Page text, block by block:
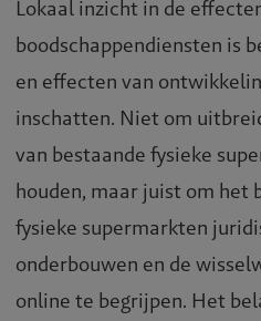
Lokaal inzicht in de
boodschappendiensten is
en effecten van
inschatten. Niet om
van bestaande fysieke
houden, maar juist om het
fysieke supermarkten
onderbouwen en de
online te begrijpen. Het